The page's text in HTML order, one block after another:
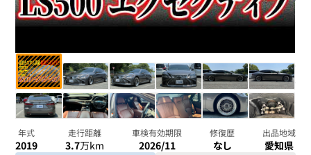
年式
2019
走行距離
3.7万km
車検有効期限
2026/11
修復歴
なし
出品地域
愛知県